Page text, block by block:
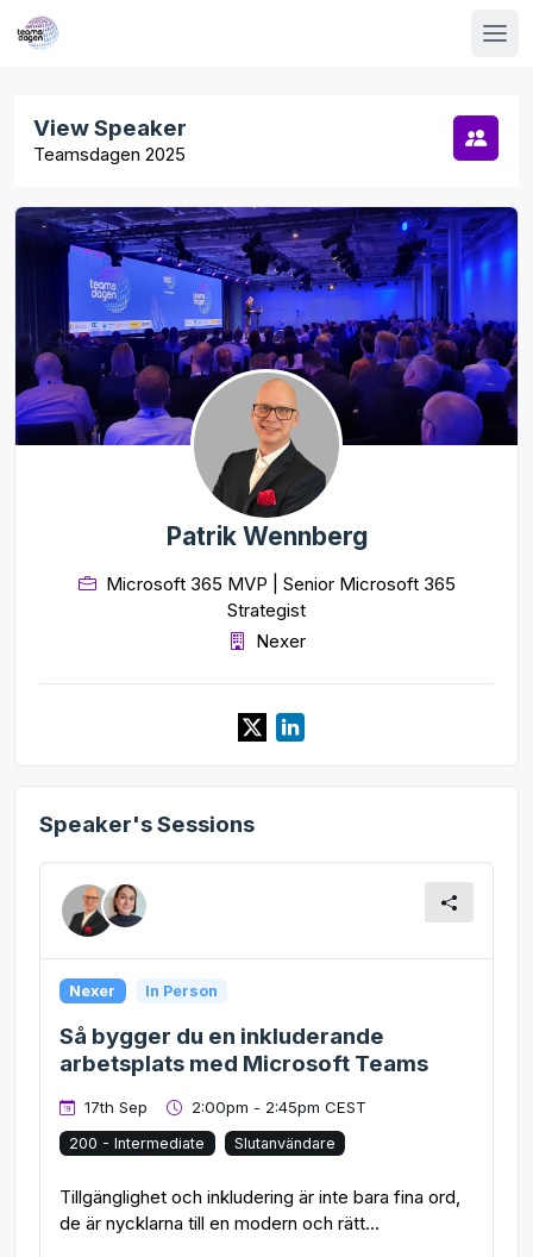
View Speaker
Teamsdagen 2025
Patrik Wennberg
Microsoft 365 MVP | Senior Microsoft 365
Strategist
Nexer
Speaker's Sessions
Nexer In Person
Så bygger du en inkluderande
arbetsplats med Microsoft Teams
17th Sep 2:00pm - 2:45pm CEST
200 - Intermediate Slutanvändare
Tillgänglighet och inkludering är inte bara fina ord,
de är nycklarna till en modern och rätt...